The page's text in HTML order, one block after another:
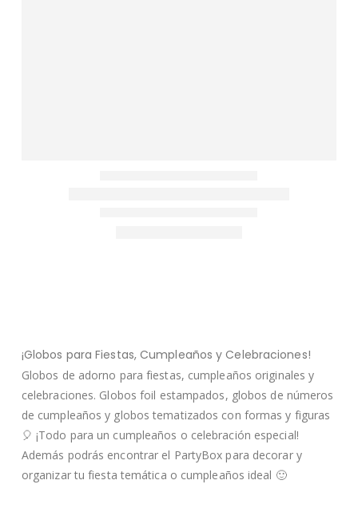
¡Globos para Fiestas, Cumpleaños y Celebraciones!
Globos de adorno para fiestas, cumpleaños originales y
celebraciones. Globos foil estampados, globos de números
de cumpleaños y globos tematizados con formas y figuras
🎈 ¡Todo para un cumpleaños o celebración especial!
Además podrás encontrar el PartyBox para decorar y
organizar tu fiesta temática o cumpleaños ideal 🙂